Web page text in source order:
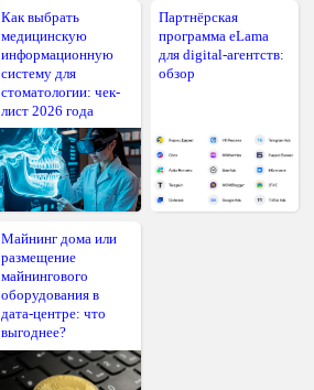
Как выбрать
медицинскую
информационную
систему для
стоматологии: чек-
лист 2026 года
Партнёрская
программа eLama
для digital-агентств:
обзор
Майнинг дома или
размещение
майнингового
оборудования в
дата-центре: что
выгоднее?